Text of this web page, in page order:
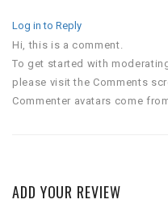
Log in to Reply
Hi, this is a comment.
To get started with
please visit the Comments
Commenter avatars come
ADD YOUR REVIEW